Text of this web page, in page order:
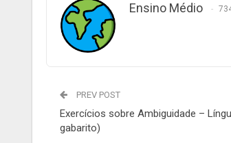
Ensino Médio
PREV POST
Exercícios sobre Ambiguidade –
gabarito)